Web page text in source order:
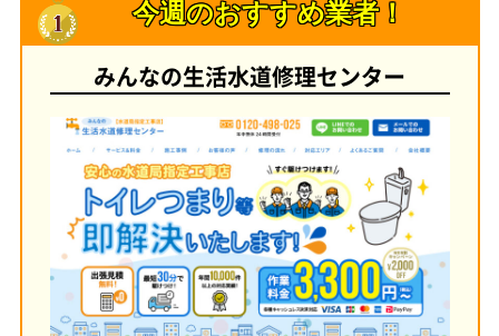
今週のおすすめ業者！
みんなの生活水道修理センター